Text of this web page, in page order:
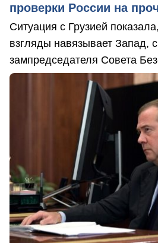
проверки России на
Ситуация с Грузией
взгляды навязывает Запад,
зампредседателя Совета